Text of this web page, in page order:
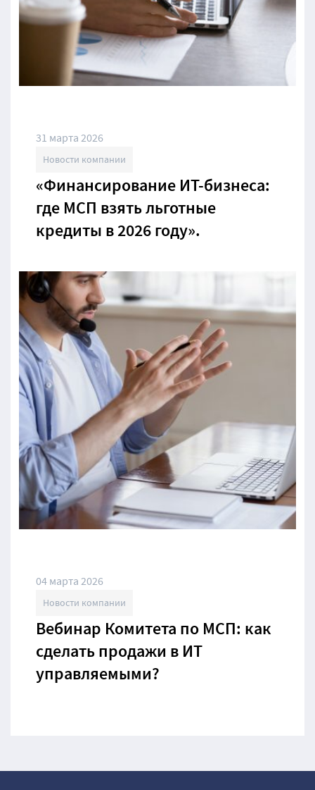
31 марта 2026
Новости компании
«Финансирование ИТ-бизнеса:
где МСП взять льготные
кредиты в 2026 году».
04 марта 2026
Новости компании
Вебинар Комитета по МСП: как
сделать продажи в ИТ
управляемыми?